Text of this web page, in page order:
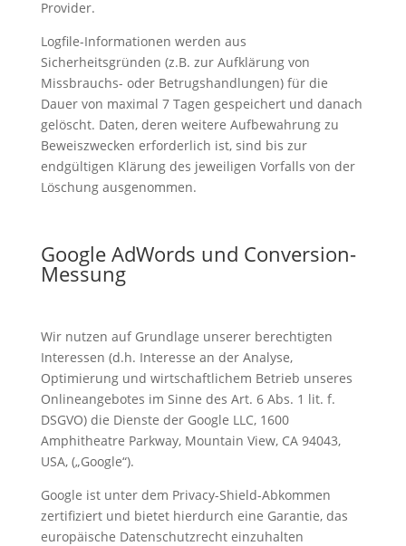
Provider.
Logfile-Informationen werden aus
Sicherheitsgründen (z.B. zur Aufklärung von
Missbrauchs- oder Betrugshandlungen) für die
Dauer von maximal 7 Tagen gespeichert und danach
gelöscht. Daten, deren weitere Aufbewahrung zu
Beweiszwecken erforderlich ist, sind bis zur
endgültigen Klärung des jeweiligen Vorfalls von der
Löschung ausgenommen.
Google AdWords und Conversion-
Messung
Wir nutzen auf Grundlage unserer berechtigten
Interessen (d.h. Interesse an der Analyse,
Optimierung und wirtschaftlichem Betrieb unseres
Onlineangebotes im Sinne des Art. 6 Abs. 1 lit. f.
DSGVO) die Dienste der Google LLC, 1600
Amphitheatre Parkway, Mountain View, CA 94043,
USA, („Google“).
Google ist unter dem Privacy-Shield-Abkommen
zertifiziert und bietet hierdurch eine Garantie, das
europäische Datenschutzrecht einzuhalten